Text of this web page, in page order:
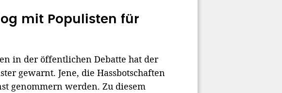
mit Populisten für
in der öffentlichen Debatte hat der
gewarnt. Jene, die Hassbotschaften
genommern werden. Zu diesem